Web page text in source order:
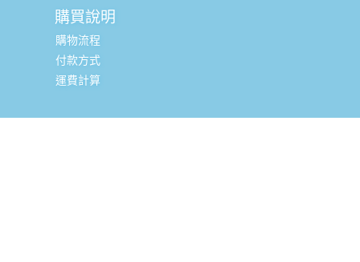
購買說明
購物流程
付款方式
運費計算